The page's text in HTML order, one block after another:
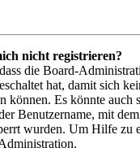
nicht registrieren?
die Board-
hat, damit sich
können. Es könnte auch
Benutzername, mit
wurden. Um Hilfe zu